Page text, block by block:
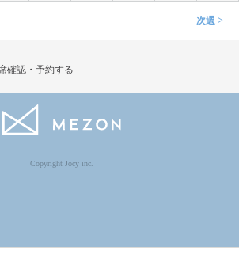
次週 >
確認・予約する
Copyright Jocy inc.